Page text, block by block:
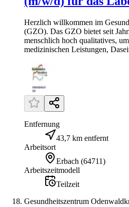
Herzlich willkommen im
(GZO). Das GZO bietet seit
menschlich hoch qualitatives,
medizinischen Leistungen,
Entfernung
43,7 km entfernt
Arbeitsort
Erbach (64711)
Arbeitszeitmodell
Teilzeit
Gesundheitszentrum